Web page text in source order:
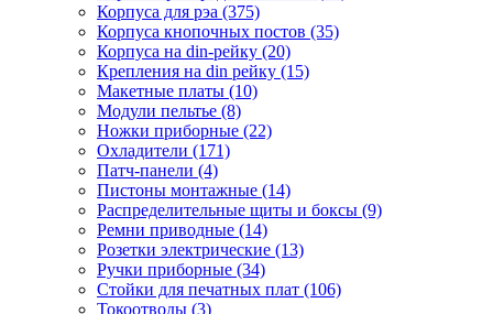
Корпуса для рэа (375)
Корпуса кнопочных постов (35)
Корпуса на din-рейку (20)
Крепления на din рейку (15)
Макетные платы (10)
Модули пельтье (8)
Ножки приборные (22)
Охладители (171)
Патч-панели (4)
Пистоны монтажные (14)
Распределительные щиты и боксы (9)
Ремни приводные (14)
Розетки электрические (13)
Ручки приборные (34)
Стойки для печатных плат (106)
Токоотводы (3)